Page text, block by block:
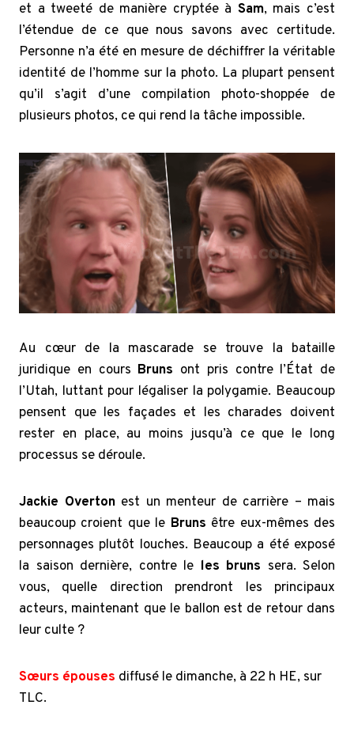
et a tweeté de manière cryptée à Sam, mais c’est
l’étendue de ce que nous savons avec certitude.
Personne n’a été en mesure de déchiffrer la véritable
identité de l’homme sur la photo. La plupart pensent
qu’il s’agit d’une compilation photo-shoppée de
plusieurs photos, ce qui rend la tâche impossible.
Au cœur de la mascarade se trouve la bataille
juridique en cours Bruns ont pris contre l’État de
l’Utah, luttant pour légaliser la polygamie. Beaucoup
pensent que les façades et les charades doivent
rester en place, au moins jusqu’à ce que le long
processus se déroule.
Jackie Overtonest un menteur de carrière – mais
beaucoup croient que le Bruns être eux-mêmes des
personnages plutôt louches. Beaucoup a été exposé
la saison dernière, contre le les bruns sera. Selon
vous, quelle direction prendront les principaux
acteurs, maintenant que le ballon est de retour dans
leur culte ?
Sœurs épouses diffusé le dimanche, à 22 h HE, sur
TLC.